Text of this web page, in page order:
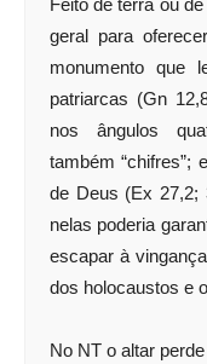
Feito de terra ou
geral para
monumento que
patriarcas (Gn
nos ângulos
também “chifres”;
de Deus (Ex 27,2;
nelas poderia
escapar à
dos holocaustos e
No NT o altar